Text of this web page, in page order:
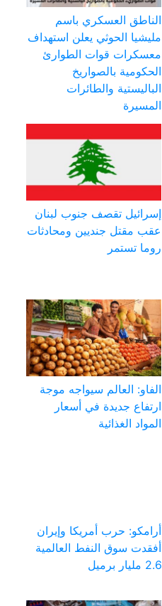
الناطق العسكري باسم
مليشيا الحوثي يعلن استهداف
معسكرات قوات الطوارئ
الحكومية بالصواريخ
الباليستية والطائرات
المسيرة
إسرائيل تقصف جنوب لبنان
عقب مقتل جنديين ومحادثات
روما تستمر
الفاو: العالم سيواجه موجة
ارتفاع جديدة في أسعار
المواد الغذائية
أرامكو: حرب أمريكا وإيران
أفقدت سوق النفط العالمية
2.6 مليار برميل